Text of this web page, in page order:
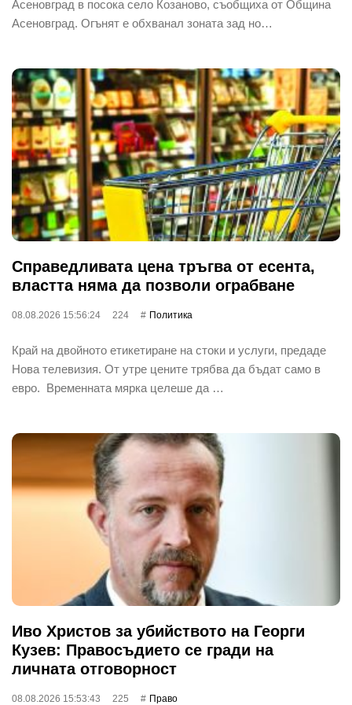
Асеновград в посока село Козаново, съобщиха от Община
Асеновград. Огънят е обхванал зоната зад но…
Справедливата цена тръгва от есента,
властта няма да позволи ограбване
08.08.2026 15:56:24 224 Политика
Край на двойното етикетиране на стоки и услуги, предаде
Нова телевизия. От утре цените трябва да бъдат само в
евро. Временната мярка целеше да …
Иво Христов за убийството на Георги
Кузев: Правосъдието се гради на
личната отговорност
08.08.2026 15:53:43 225 Право